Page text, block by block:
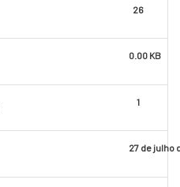
26
0.00 KB
1
27 de julho